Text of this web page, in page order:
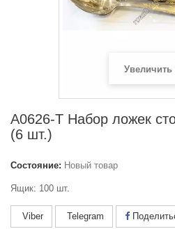
Увеличить
А0626-Т Набор ложек
(6 шт.)
Состояние: Новый товар
Ящик: 100 шт.
Viber Telegram